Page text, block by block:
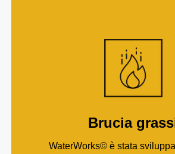
Brucia
WaterWorks© è stata